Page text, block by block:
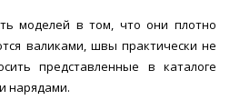
моделей в том, что они плотно
валиками, швы практически не
представленные в каталоге
нарядами.